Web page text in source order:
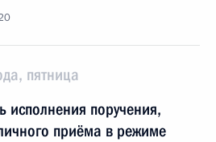
пятница
исполнения поручения,
приёма в режиме